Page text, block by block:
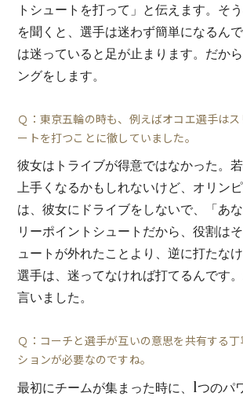
トシュートを打って」と伝えます。そ
を聞くと、選手は迷わず簡単になるん
は迷っていると足が止まります。だか
ングをします。
Ｑ：東京五輪の時も、例えばオコエ選手は
ートを打つことに徹していました。
彼女はトライブが得意ではなかった。
上手くなるかもしれないけど、オリン
は、彼女にドライブをしないで、「あ
リーポイントシュートだから、役割は
ュートが外れたことより、逆に打たなけ
選手は、迷ってなければ打てるんです
言いました。
Ｑ：コーチと選手が互いの意思を共有する
ションが必要なのですね。
最初にチームが集まった時に、1つのパ